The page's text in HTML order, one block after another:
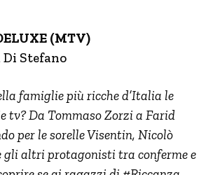
(MTV)
Di Stefano
famiglie più ricche d’Italia le
tv? Da Tommaso Zorzi a Farid
per le sorelle Visentin, Nicolò
gli altri protagonisti tra conferme e